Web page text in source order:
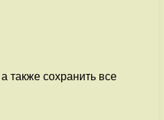
также сохранить все